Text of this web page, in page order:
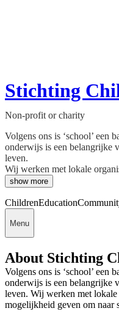
Stichting
Non-profit or charity
Volgens ons is ‘school’ een
onderwijs is een belangrijke
leven.
Wij werken met lokale
show more
ChildrenEducation
Menu
About Stichting
Volgens ons is ‘school’ een
onderwijs is een belangrijke
leven. Wij werken met lokale
mogelijkheid geven om naar